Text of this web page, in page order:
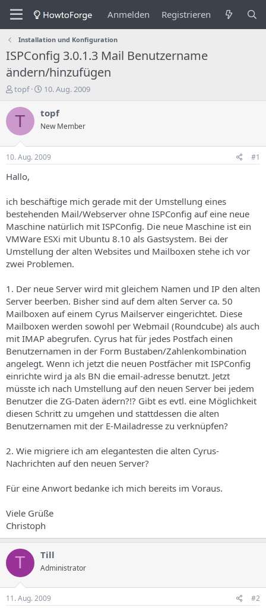
Anmelden Registrieren
Installation und Konfiguration
ISPConfig 3.0.1.3 Mail Benutzername
ändern/hinzufügen
E
s
e
e
r
s
T
h
e
m
s
topf
E
s
e
l
u
d
a
t
u
m
10. Aug. 2009
T topf
New Member
10. Aug. 2009 #1
Hallo,
ich beschäftige mich gerade mit der Umstellung eines
bestehenden Mail/Webserver ohne ISPConfig auf eine neue
Maschine natürlich mit ISPConfig. Die neue Maschine ist ein
VMWare ESXi mit Ubuntu 8.10 als Gastsystem. Bei der
Umstellung der alten Websites und Mailboxen stehe ich vor
zwei Problemen.
1. Der neue Server wird mit gleichem Namen und IP den alten
Server beerben. Bisher sind auf dem alten Server ca. 50
Mailboxen auf einem Cyrus Mailserver eingerichtet. Diese
Mailboxen werden sowohl per Webmail (Roundcube) als auch
mit IMAP abegrufen. Cyrus hat für jedes Postfach einen
Benutzernamen in der Form Bustaben/Zahlenkombination
angelegt. Wenn ich jetzt die neuen Postfächer mit ISPConfig
einrichte wird ja als BN die email-adresse benutzt. Jetzt
müsste ich nach Umstellung auf den neuen Server bei jedem
Benutzer die ZG-Daten ädern?!? Gibt es evtl. eine Möglichkeit
diesen Schritt zu umgehen und stattdessen die alten
Benutzernamen mit der E-Mailadresse zu verknüpfen?
2. Wie migriere ich am elegantesten die alten Cyrus-
Nachrichten auf den neuen Server?
Für eine Anwort bedanke ich mich bereits im Voraus.
Viele Grüße
Christoph
T Till
Administrator
11. Aug. 2009 #2